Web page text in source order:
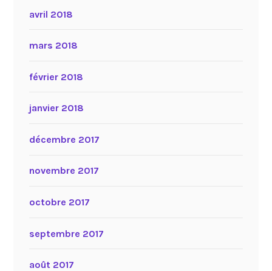
avril 2018
mars 2018
février 2018
janvier 2018
décembre 2017
novembre 2017
octobre 2017
septembre 2017
août 2017